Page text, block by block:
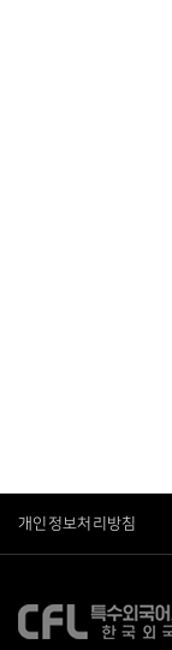
개인정보처리방침